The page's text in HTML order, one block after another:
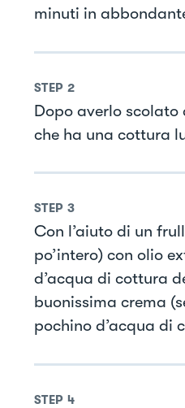
minuti in
STEP 2
Dopo averlo
che ha una cottura
STEP 3
Con l’aiuto di un
po’intero) con olio
d’acqua di cottura
buonissima crema
pochino d’acqua di
STEP 4